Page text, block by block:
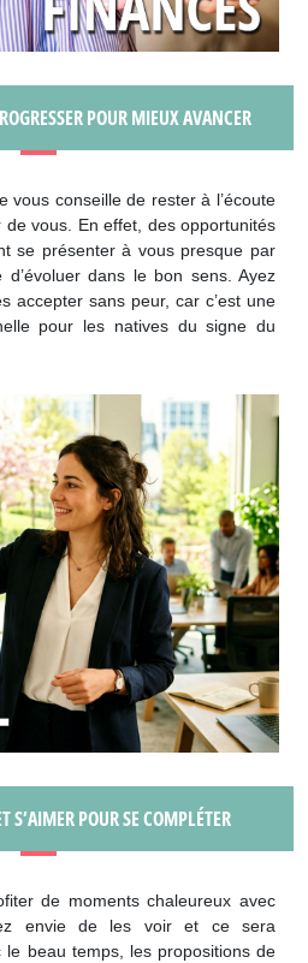
POUR MIEUX AVANCER
vous conseille de rester à l’écoute
vous. En effet, des opportunités
se présenter à vous presque par
dans le bon sens. Ayez
accepter sans peur, car c’est une
pour les natives du signe du
S’AIMER POUR SE COMPLÉTER
de moments chaleureux avec
envie de les voir et ce sera
le beau temps, les propositions de